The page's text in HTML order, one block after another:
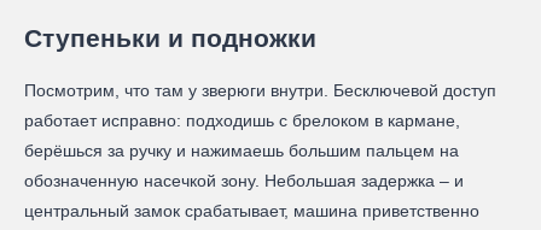
Ступеньки и подножки
Посмотрим, что там у зверюги внутри. Бесключевой доступ
работает исправно: подходишь с брелоком в кармане,
берёшься за ручку и нажимаешь большим пальцем на
обозначенную насечкой зону. Небольшая задержка – и
центральный замок срабатывает, машина приветственно